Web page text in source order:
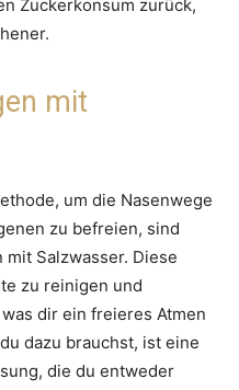
Zuckerkonsum zurück,
mit
um die Nasenwege
zu befreien, sind
Salzwasser. Diese
zu reinigen und
dir ein freieres Atmen
dazu brauchst, ist eine
die du entweder